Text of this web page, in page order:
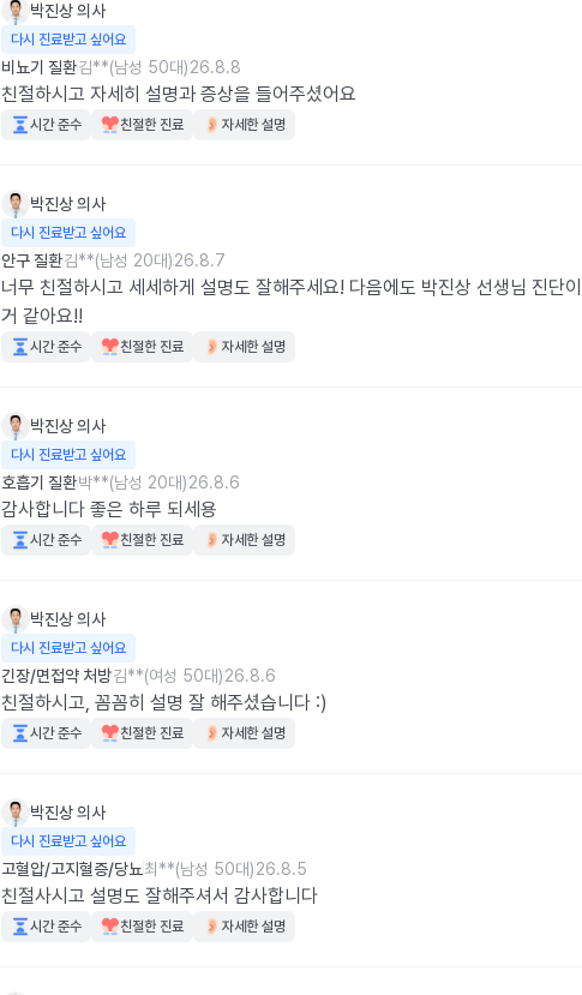
박진상의사
다시 진료받고 싶어요
비뇨기 질환김**(남성 50대)26.8.8
친절하시고 자세히 설명과 증상을 들어주셨어요
시간 준수 친절한 진료 자세한 설명
박진상의사
다시 진료받고 싶어요
안구 질환김**(남성 20대)26.8.7
너무 친절하시고 세세하게 설명도 잘해주세요! 다음에도 박진상 선생님 진단
거 같아요!!
시간 준수 친절한 진료 자세한 설명
박진상의사
다시 진료받고 싶어요
호흡기 질환박**(남성 20대)26.8.6
감사합니다 좋은 하루 되세용
시간 준수 친절한 진료 자세한 설명
박진상의사
다시 진료받고 싶어요
긴장/면접약 처방김**(여성 50대)26.8.6
친절하시고, 꼼꼼히 설명 잘 해주셨습니다 :)
시간 준수 친절한 진료 자세한 설명
박진상의사
다시 진료받고 싶어요
고혈압/고지혈증/당뇨최**(남성 50대)26.8.5
친절사시고 설명도 잘해주셔서 감사합니다
시간 준수 친절한 진료 자세한 설명